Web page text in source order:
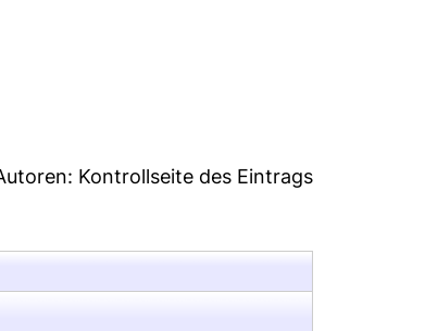
Kontrollseite des Eintrags